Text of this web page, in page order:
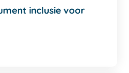
inclusie voor